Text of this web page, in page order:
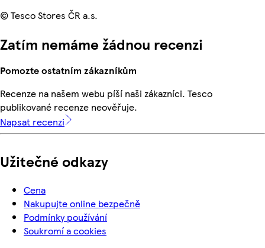
© Tesco Stores ČR a.s.
Zatím nemáme žádnou recenzi
Pomozte ostatním zákazníkům
Recenze na našem webu píší naši zákazníci. Tesco
publikované recenze neověřuje.
Napsat recenzi
Užitečné odkazy
Cena
Nakupujte online bezpečně
Podmínky používání
Soukromí a cookies